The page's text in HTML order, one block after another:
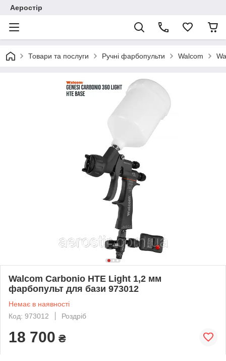
Аеростір
Товари та послуги Ручні фарбопульти Walcom
Walcom Carbonio HTE Light 1,2 мм
фарбопульт для бази 973012
Немає в наявності
Код: 973012
Роздріб
18 700 ₴